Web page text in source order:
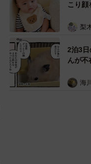
こり顔
わいい
梨
2泊3
んが不
「急に
海